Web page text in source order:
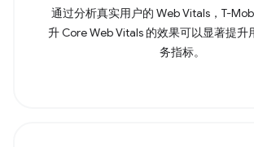
通过分析真实用户的 Web Vitals，T-
升 Core Web Vitals 的效果可以显著提升
务指标。